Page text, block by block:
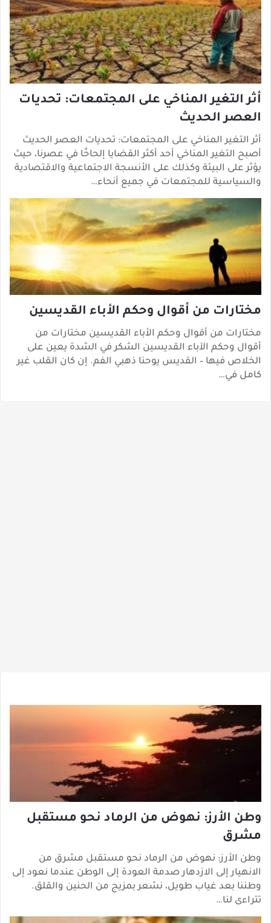
أثر التغير المناخي على المجتمعات: تحديات
العصر الحديث
أثر التغير المناخي على المجتمعات: تحديات العصر الحديث
أصبح التغير المناخي أحد أكثر القضايا إلحاحًا في عصرنا، حيث
يؤثر على البيئة وكذلك على الأنسجة الاجتماعية والاقتصادية
والسياسية للمجتمعات في جميع أنحاء…
مختارات من أقوال وحكم الأباء القديسين
مختارات من أقوال وحكم الأباء القديسين مختارات من
أقوال وحكم الآباء القديسين الشكر في الشدة يعين على
الخلاص فيها – القديس يوحنا ذهبي الفم. إن كان القلب غير
كامل في…
وطن الأرز: نهوض من الرماد نحو مستقبل
مشرق
وطن الأرز: نهوض من الرماد نحو مستقبل مشرق من
الانهيار إلى الازدهار صدمة العودة إلى الوطن عندما نعود إلى
وطننا بعد غياب طويل، نشعر بمزيج من الحنين والقلق.
تتراءى لنا…